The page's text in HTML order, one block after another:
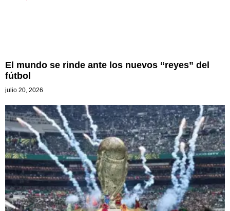
El mundo se rinde ante los nuevos “reyes” del
fútbol
julio 20, 2026